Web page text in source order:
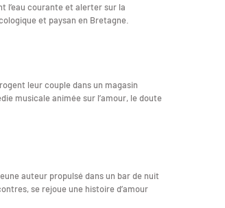
l’eau courante et alerter sur la
et paysan en Bretagne.
leur couple dans un magasin
musicale animée sur l’amour, le doute
auteur propulsé dans un bar de nuit
se rejoue une histoire d’amour